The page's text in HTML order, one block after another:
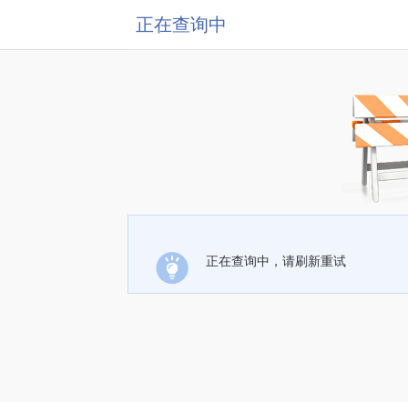
正在查询中
正在查询中，请刷新重试